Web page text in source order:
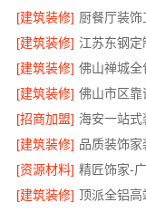
[建筑装修] 厨餐厅装
[建筑装修] 江苏东钢定
[建筑装修] 佛山禅城全
[建筑装修] 佛山市区靠
[招商加盟]
[建筑装修] 品质装饰
[资源材料] 精匠饰家-
[建筑装修] 顶派全铝高